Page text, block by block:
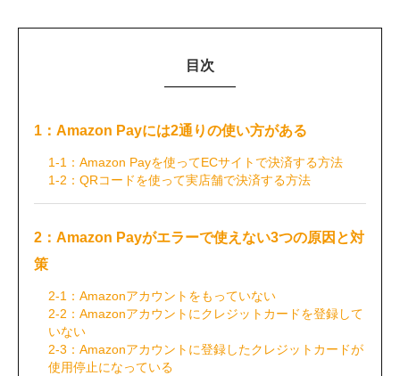
目次
1：Amazon Payには2通りの使い方がある
1-1：Amazon Payを使ってECサイトで決済する方法
1-2：QRコードを使って実店舗で決済する方法
2：Amazon Payがエラーで使えない3つの原因と対
策
2-1：Amazonアカウントをもっていない
2-2：Amazonアカウントにクレジットカードを登録して
いない
2-3：Amazonアカウントに登録したクレジットカードが
使用停止になっている